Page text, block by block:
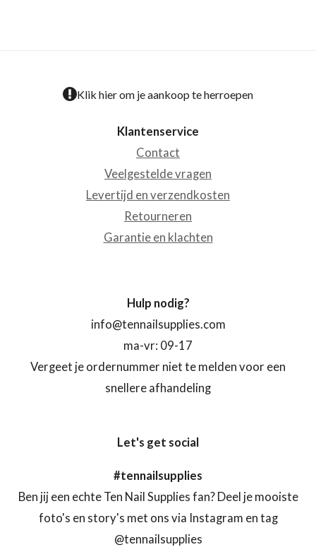
Klik hier om je aankoop te herroepen
Klantenservice
Contact
Veelgestelde vragen
Levertijd en verzendkosten
Retourneren
Garantie en klachten
Hulp nodig?
info@tennailsupplies.com
ma-vr: 09-17
Vergeet je ordernummer niet te melden voor een
snellere afhandeling
Let's get social
#tennailsupplies
Ben jij een echte Ten Nail Supplies fan? Deel je mooiste
foto's en story's met ons via Instagram en tag
@tennailsupplies